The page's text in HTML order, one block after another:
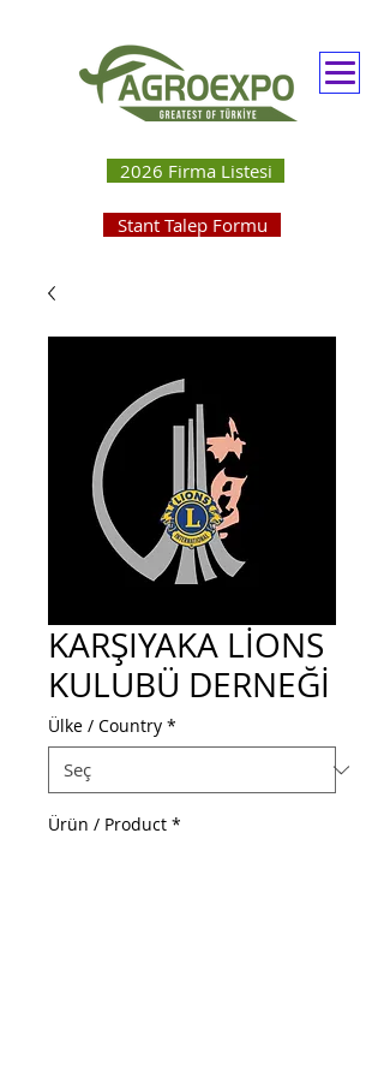
2026 Firma Listesi
Stant Talep Formu
KARŞIYAKA LİONS
KULUBÜ DERNEĞİ
Ülke / Country *
Ürün / Product *